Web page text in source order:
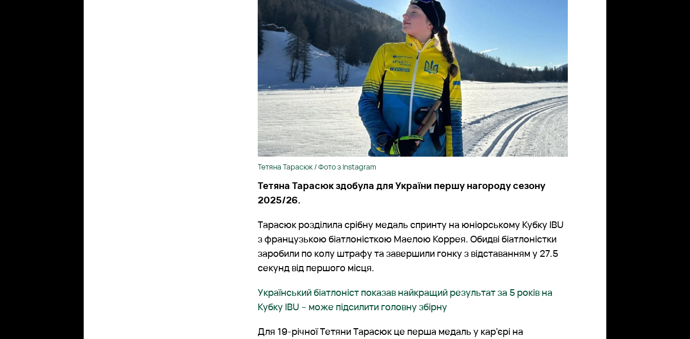
Тетяна Тарасюк / Фото з Instagram
Тетяна Тарасюк здобула для України першу нагороду сезону
2025/26.
Тарасюк розділила срібну медаль спринту на юніорському Кубку IBU
з французькою біатлоністкою Маелою Коррея. Обидві біатлоністки
заробили по колу штрафу та завершили гонку з відставанням у 27.5
секунд від першого місця.
Український біатлоніст показав найкращий результат за 5 років на
Кубку IBU – може підсилити головну збірну
Для 19-річної Тетяни Тарасюк це перша медаль у кар'єрі на